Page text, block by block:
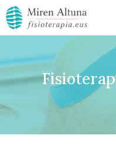
Saltar
al
contenido